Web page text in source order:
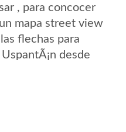
, para concocer
mapa street view
flechas para
desde